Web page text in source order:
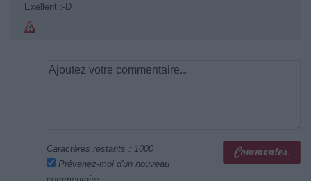
Exellent :-D
Caractères restants : 1000
Prévenez-moi d'un nouveau